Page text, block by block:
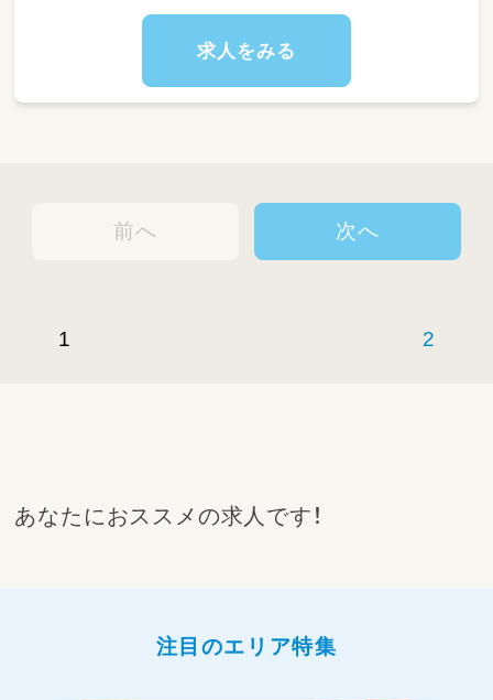
事・制作など
11:00 給食準備 手洗い・うがい・おトイレなど
12:00 お昼寝 おトイレ・おむつ交換・歯磨き・手
【以降順次お迎え】※随時おむつ交換＆トイレ
17:00 トイレ・水分補給
求人をみる
前へ
1 2
次へ
あなたにおススメの求人です！
注目のエリア特集